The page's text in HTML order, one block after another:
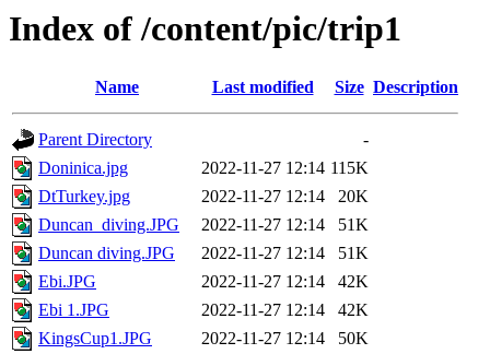
Index of /content/pic/trip1
Name Last modified Size Description
Parent Directory
-
Doninica.jpg
2022-11-27 12:14 115K
DtTurkey.jpg
2022-11-27 12:14
20K
Duncan_diving.JPG
2022-11-27 12:14
51K
Duncan diving.JPG
2022-11-27 12:14
51K
Ebi.JPG
2022-11-27 12:14
42K
Ebi 1.JPG
2022-11-27 12:14
42K
KingsCup1.JPG
2022-11-27 12:14
50K